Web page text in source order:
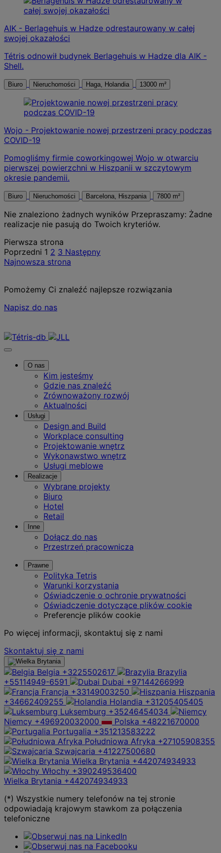
AIK - Berlagehuis w Hadze odrestaurowany w całej
swojej okazałości
Tétris odnowił budynek Berlagehuis w Hadze dla AIK -
Shell.
Biuro Nieruchomości Haga, Holandia 13000 m²
Wojo - Projektowanie nowej przestrzeni pracy podczas
COVID-19
Pomogliśmy firmie coworkingowej Wojo w otwarciu
pierwszej powierzchni w Hiszpanii w szczytowym
okresie pandemii.
Biuro Nieruchomości Barcelona, Hiszpania 7800 m²
Nie znaleziono żadnych wyników Przepraszamy: Żadne
realizacje nie pasują do Twoich kryteriów.
Posts
pagination
Pierwsza strona
Poprzedni 1 2 3 Następny
Najnowsza strona
Pomożemy Ci znaleźć najlepsze rozwiązania
Napisz do nas
O nas
Kim jesteśmy
Gdzie nas znaleźć
Zrównoważony rozwój
Aktualności
Usługi
Design and Build
Workplace consulting
Projektowanie wnętrz
Wykonawstwo wnętrz
Usługi meblowe
Realizacje
Wybrane projekty
Biuro
Hotel
Retail
Inne
Dołącz do nas
Przestrzeń pracownicza
Prawne
Polityka Tetris
Warunki korzystania
Oświadczenie o ochronie prywatności
Oświadczenie dotyczące plików cookie
Preferencje plików cookie
Po więcej informacji, skontaktuj się z nami
Skontaktuj się z nami
Belgia +3225502617
Brazylia
+55114949-6591
Dubai +97144266999
Francja +33149003250
Hiszpania
+34662409255
Holandia +31205405405
Luksemburg +35246454034
Niemcy +496920032000 Polska +48221670000
Portugalia +351213583222
Południowa Afryka +27105908355
Szwajcaria +41227500680
Wielka Brytania +442074934933
Włochy +390249536400
Wielka Brytania +442074934933
(*) Wszystkie numery telefonów na tej stronie
odpowiadają krajowym stawkom za połączenia
telefoniczne